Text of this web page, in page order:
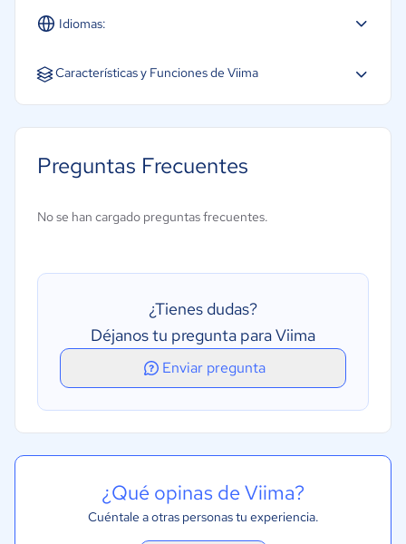
Idiomas:
Características y Funciones de Viima
Gestión de comentarios
Seguimiento de estado
Preguntas Frecuentes
No se han cargado preguntas frecuentes.
¿Tienes dudas?
Déjanos tu pregunta para Viima
Enviar pregunta
¿Qué opinas de Viima?
Cuéntale a otras personas tu experiencia.